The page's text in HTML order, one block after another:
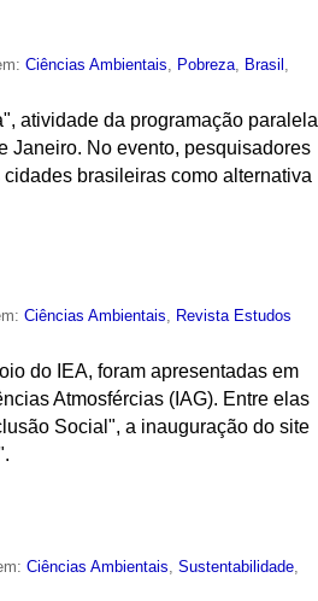
Ciências Ambientais, Pobreza, Brasil ,
atividade da programação paralela
Janeiro. No evento, pesquisadores
brasileiras como alternativa
Ciências Ambientais, Revista Estudos
do IEA, foram apresentadas em
Atmosfércias (IAG). Entre elas
Social", a inauguração do site
Ciências Ambientais ,Sustentabilidade